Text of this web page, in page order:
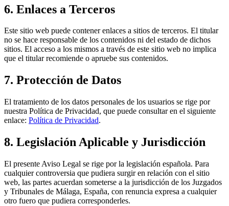
6. Enlaces a Terceros
Este sitio web puede contener enlaces a sitios de terceros. El titular
no se hace responsable de los contenidos ni del estado de dichos
sitios. El acceso a los mismos a través de este sitio web no implica
que el titular recomiende o apruebe sus contenidos.
7. Protección de Datos
El tratamiento de los datos personales de los usuarios se rige por
nuestra Política de Privacidad, que puede consultar en el siguiente
enlace: Política de Privacidad.
8. Legislación Aplicable y Jurisdicción
El presente Aviso Legal se rige por la legislación española. Para
cualquier controversia que pudiera surgir en relación con el sitio
web, las partes acuerdan someterse a la jurisdicción de los Juzgados
y Tribunales de Málaga, España, con renuncia expresa a cualquier
otro fuero que pudiera corresponderles.